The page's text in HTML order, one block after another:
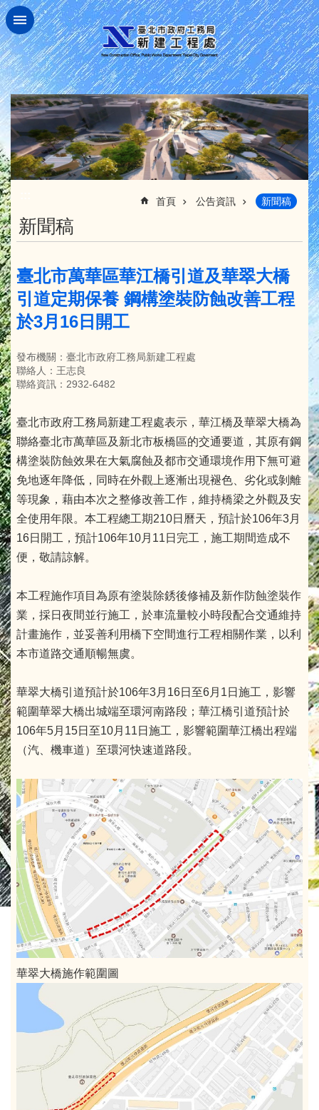
跳到主要內容區塊
首頁 公告資訊 新聞稿
新聞稿
臺北市萬華區華江橋引道及華翠大橋
引道定期保養 鋼構塗裝防蝕改善工程
於3月16日開工
發布機關：臺北市政府工務局新建工程處
聯絡人：王志良
聯絡資訊：2932-6482
臺北市政府工務局新建工程處表示，華江橋及華翠大橋為
聯絡臺北市萬華區及新北市板橋區的交通要道，其原有鋼
構塗裝防蝕效果在大氣腐蝕及都市交通環境作用下無可避
免地逐年降低，同時在外觀上逐漸出現褪色、劣化或剝離
等現象，藉由本次之整修改善工作，維持橋梁之外觀及安
全使用年限。本工程總工期210日曆天，預計於106年3月
16日開工，預計106年10月11日完工，施工期間造成不
便，敬請諒解。
本工程施作項目為原有塗裝除銹後修補及新作防蝕塗裝作
業，採日夜間並行施工，於車流量較小時段配合交通維持
計畫施作，並妥善利用橋下空間進行工程相關作業，以利
本市道路交通順暢無虞。
華翠大橋引道預計於106年3月16日至6月1日施工，影響
範圍華翠大橋出城端至環河南路段；華江橋引道預計於
106年5月15日至10月11日施工，影響範圍華江橋出程端
（汽、機車道）至環河快速道路段。
華翠大橋施作範圍圖